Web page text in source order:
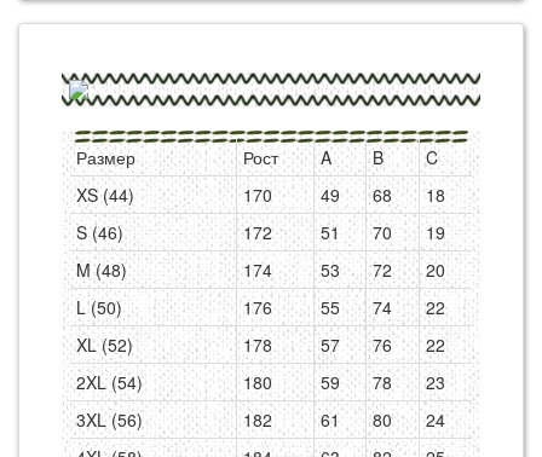
Размер Рост A B
C
XS (44)
170 49 68
18
S (46)
172 51 70
19
M (48)
174 53 72
20
L (50)
176 55 74
22
XL (52)
178 57 76
22
2XL (54)
180 59 78
23
3XL (56)
182 61 80
24